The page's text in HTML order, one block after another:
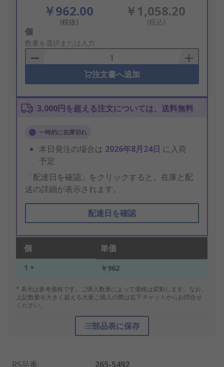
￥962.00
(税抜)
￥1,058.20
(税込)
Add
to
Basket
個
数量を選択または入力
注文書へ追加
3,000円を超える注文については、送料無料
一時的に在庫切れ
本日発注の場合は 2026年8月24日 に入荷
予定
「配達日を確認」をクリックすると、在庫と配
送の詳細が表示されます。
配達日を確認
個 単価
1 + ￥962
* 表示は参考価格です。ご購入数量によって価格は変動します。なお、
上記数量を大きく超える大量ご購入の際は右下チャットからお問合せ
ください。
部品表に保存
RS品番:
265-5492